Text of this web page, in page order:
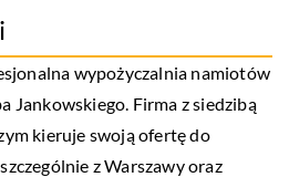
wypożyczalnia namiotów
Jankowskiego. Firma z siedzibą
kieruje swoją ofertę do
z Warszawy oraz